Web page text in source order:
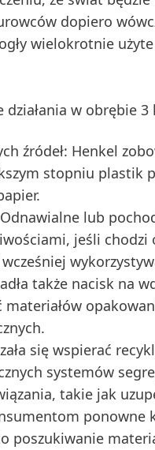
dopiero
wielokrotnie
w obrębie
źródeł: Henkel
stopniu plastik
Odnawialne lub
jeśli chodzi
także nacisk na
się wspierać
systemów
takie jak
ponowne
poszukiwanie